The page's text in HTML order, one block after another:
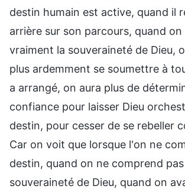
destin humain est active, quand il
arrière sur son parcours, quand
vraiment la souveraineté de Dieu,
plus ardemment se soumettre à
a arrangé, on aura plus de
confiance pour laisser Dieu
destin, pour cesser de se rebeller
Car on voit que lorsque l'on ne
destin, quand on ne comprend pas
souveraineté de Dieu, quand on